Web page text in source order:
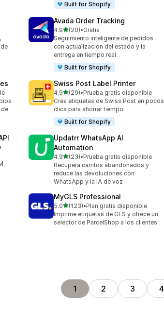
Built for Shopify
Avada Order Tracking
4.9de 5 estrellas
(20)
20 reseñas en total
•Gratis
Seguimiento inteligente de pedidos
con actualización del estado y la
entrega en tiempo real
Built for Shopify
de
Swiss Post Label Printer
4.9de 5 estrellas
(29)
29 reseñas en total
•Prueba gratis disponible
Crea etiquetas de Swiss Post en pocos
clics para ahorrar tiempo.
Built for Shopify
Updatrr WhatsApp AI
Automation
4.9de 5 estrellas
(23)
23 reseñas en total
•Prueba gratis disponible
Recupera carritos abandonados y
reduce las devoluciones con
WhatsApp y la IA de voz
MyGLS Professional
5.0de 5 estrellas
(123)
123 reseñas en total
•Plan gratis disponible
Imprime etiquetas de GLS y ofrece un
selector de ParcelShop a los clientes
1 2 3 4